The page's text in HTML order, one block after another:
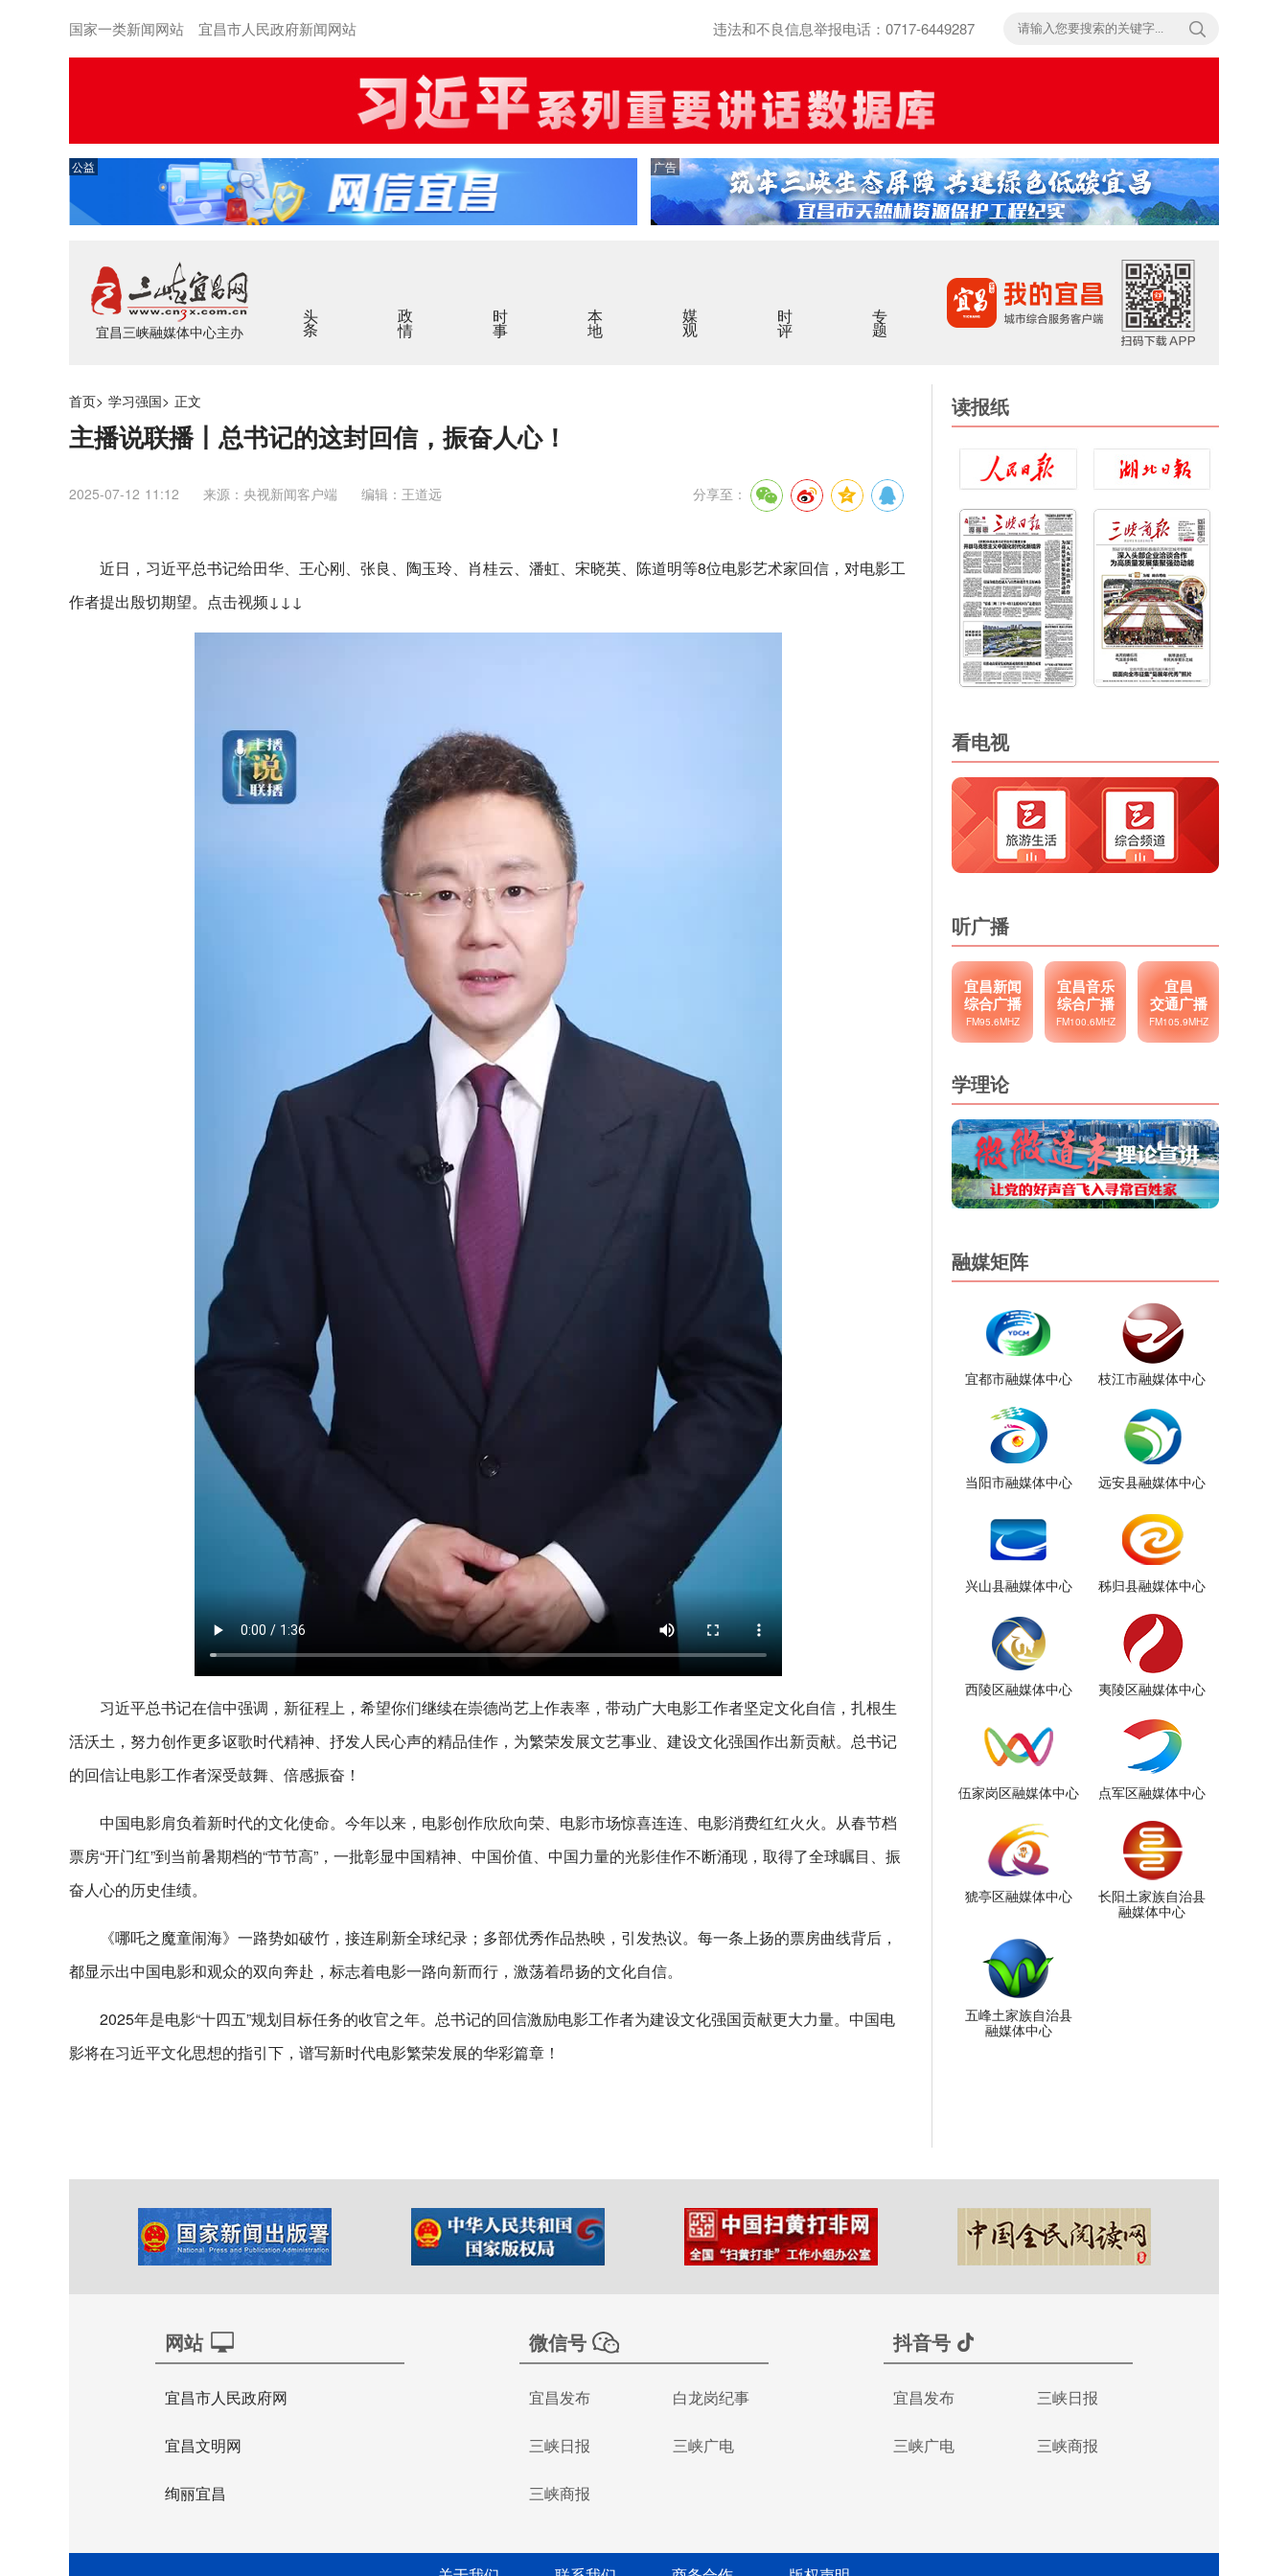
国家一类新闻网站 宜昌市人民政府新闻网站 违法和不良信息举报电话：0717-6449287
公益 广告
宜昌三峡融媒体中心主办
头条 政情 时事 本地 媒观 时评 专题
首页> 学习强国> 正文
主播说联播丨总书记的这封回信，振奋人心！
2025-07-12 11:12 来源：央视新闻客户端 编辑：王道远 分享至：
近日，习近平总书记给田华、王心刚、张良、陶玉玲、肖桂云、潘虹、宋晓英、陈道明等8位电影艺术家回信，对电影工
作者提出殷切期望。点击视频↓↓↓
习近平总书记在信中强调，新征程上，希望你们继续在崇德尚艺上作表率，带动广大电影工作者坚定文化自信，扎根生
活沃土，努力创作更多讴歌时代精神、抒发人民心声的精品佳作，为繁荣发展文艺事业、建设文化强国作出新贡献。总书记
的回信让电影工作者深受鼓舞、倍感振奋！
中国电影肩负着新时代的文化使命。今年以来，电影创作欣欣向荣、电影市场惊喜连连、电影消费红红火火。从春节档
票房“开门红”到当前暑期档的“节节高”，一批彰显中国精神、中国价值、中国力量的光影佳作不断涌现，取得了全球瞩目、振
奋人心的历史佳绩。
《哪吒之魔童闹海》一路势如破竹，接连刷新全球纪录；多部优秀作品热映，引发热议。每一条上扬的票房曲线背后，
都显示出中国电影和观众的双向奔赴，标志着电影一路向新而行，激荡着昂扬的文化自信。
2025年是电影“十四五”规划目标任务的收官之年。总书记的回信激励电影工作者为建设文化强国贡献更大力量。中国电
影将在习近平文化思想的指引下，谱写新时代电影繁荣发展的华彩篇章！
读报纸
看电视
听广播
宜昌新闻
综合广播
FM95.6MHZ
宜昌音乐
综合广播
FM100.6MHZ
宜昌
交通广播
FM105.9MHZ
学理论
融媒矩阵
宜都市融媒体中心 枝江市融媒体中心
当阳市融媒体中心 远安县融媒体中心
兴山县融媒体中心 秭归县融媒体中心
西陵区融媒体中心 夷陵区融媒体中心
伍家岗区融媒体中心 点军区融媒体中心
猇亭区融媒体中心
长阳土家族自治县
融媒体中心
五峰土家族自治县
融媒体中心
网站
宜昌市人民政府网
宜昌文明网
绚丽宜昌
微信号
宜昌发布 白龙岗纪事
三峡日报 三峡广电
三峡商报
抖音号
宜昌发布 三峡日报
三峡广电 三峡商报